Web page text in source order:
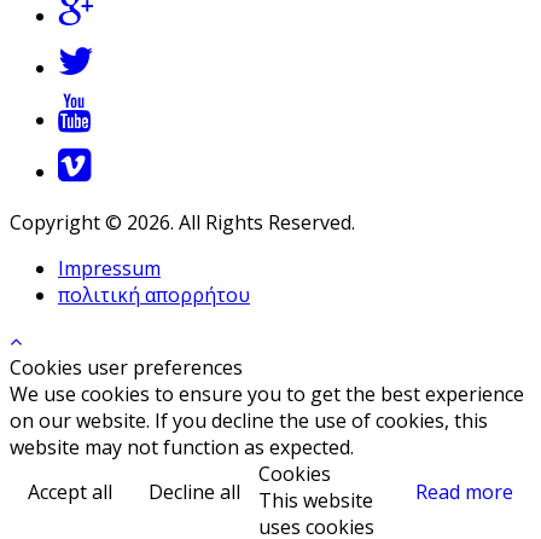
Copyright © 2026. All Rights Reserved.
Impressum
πολιτική απορρήτου
Cookies user preferences
We use cookies to ensure you to get the best experience
on our website. If you decline the use of cookies, this
website may not function as expected.
Accept all
Decline all Read more
Cookies
This website
uses cookies